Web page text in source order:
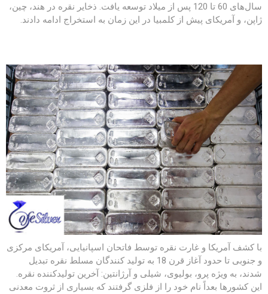
سال‌های 60 تا 120 پس از میلاد توسعه یافت. ذخایر نقره در هند، چین،
ژاپن، و آمریکای پیش از کلمبیا در این زمان به استخراج ادامه دادند.
با کشف آمریکا و غارت نقره توسط فاتحان اسپانیایی، آمریکای مرکزی
و جنوبی تا حدود آغاز قرن 18 به تولید کنندگان مسلط نقره تبدیل
شدند، به ویژه پرو، بولیوی، شیلی و آرژانتین: آخرین تولیدکننده نقره.
این کشورها بعداً نام خود را از فلزی گرفتند که بسیاری از ثروت معدنی